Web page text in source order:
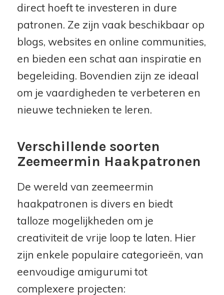
direct hoeft te investeren in dure
patronen. Ze zijn vaak beschikbaar op
blogs, websites en online communities,
en bieden een schat aan inspiratie en
begeleiding. Bovendien zijn ze ideaal
om je vaardigheden te verbeteren en
nieuwe technieken te leren.
Verschillende soorten
Zeemeermin Haakpatronen
De wereld van zeemeermin
haakpatronen is divers en biedt
talloze mogelijkheden om je
creativiteit de vrije loop te laten. Hier
zijn enkele populaire categorieën, van
eenvoudige amigurumi tot
complexere projecten: